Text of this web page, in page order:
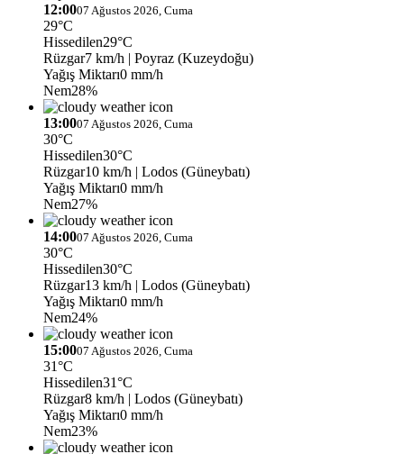
12:0007 Ağustos 2026, Cuma
29°C
Hissedilen29°C
Rüzgar7 km/h | Poyraz (Kuzeydoğu)
Yağış Miktarı0 mm/h
Nem28%
13:0007 Ağustos 2026, Cuma
30°C
Hissedilen30°C
Rüzgar10 km/h | Lodos (Güneybatı)
Yağış Miktarı0 mm/h
Nem27%
14:0007 Ağustos 2026, Cuma
30°C
Hissedilen30°C
Rüzgar13 km/h | Lodos (Güneybatı)
Yağış Miktarı0 mm/h
Nem24%
15:0007 Ağustos 2026, Cuma
31°C
Hissedilen31°C
Rüzgar8 km/h | Lodos (Güneybatı)
Yağış Miktarı0 mm/h
Nem23%